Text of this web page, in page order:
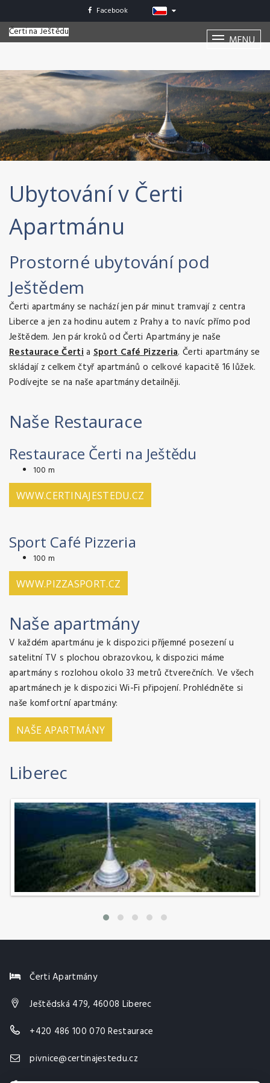
Facebook
Čerti na Ještědu
MENU
Ubytování v Čerti
Apartmánu
Prostorné ubytování pod
Ještědem
Čerti apartmány se nachází jen pár minut tramvají z centra
Liberce a jen za hodinu autem z Prahy a to navíc přímo pod
Ještědem. Jen pár kroků od Čerti Apartmány je naše
Restaurace ČertiaSport Café Pizzeria. Čerti apartmány se
skládají z celkem čtyř apartmánů o celkové kapacitě 16 lůžek.
Podívejte se na naše apartmány detailněji.
Naše Restaurace
Restaurace Čerti na Ještědu
100 m
WWW.CERTINAJESTEDU.CZ
Sport Café Pizzeria
100 m
WWW.PIZZASPORT.CZ
Naše apartmány
V každém apartmánu je k dispozici příjemné posezení u
satelitní TV s plochou obrazovkou, k dispozici máme
apartmány s rozlohou okolo 33 metrů čtverečních. Ve všech
apartmánech je k dispozici Wi-Fi připojení. Prohlédněte si
naše komfortní apartmány:
NAŠE APARTMÁNY
Liberec
Čerti Apartmány
Ještědská 479, 46008 Liberec
+420 486 100 070 Restaurace
pivnice@certinajestedu.cz